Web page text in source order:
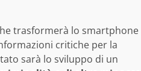
trasformerà lo smartphone
critiche per la
sarà lo sviluppo di un